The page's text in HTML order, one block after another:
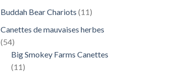
Buddah Bear Chariots 1111
Canettes de mauvaises herbes
5454
produits
Big Smokey Farms Canettes
11 11